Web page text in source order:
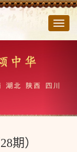
切
期）